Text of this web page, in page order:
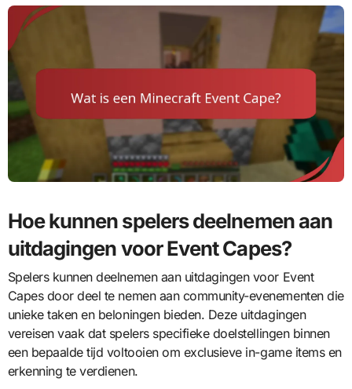
Hoe kunnen spelers deelnemen aan
uitdagingen voor Event Capes?
Spelers kunnen deelnemen aan uitdagingen voor Event
Capes door deel te nemen aan community-evenementen die
unieke taken en beloningen bieden. Deze uitdagingen
vereisen vaak dat spelers specifieke doelstellingen binnen
een bepaalde tijd voltooien om exclusieve in-game items en
erkenning te verdienen.